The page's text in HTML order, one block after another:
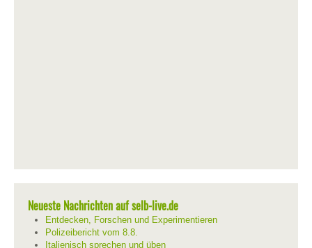
Neueste Nachrichten auf selb-live.de
Entdecken, Forschen und Experimentieren
Polizeibericht vom 8.8.
Italienisch sprechen und üben